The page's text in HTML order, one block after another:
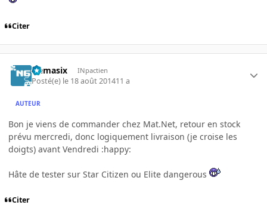
Citer
Nemasix INpactien
Posté(e) le 18 août 201411 a
AUTEUR
Bon je viens de commander chez Mat.Net, retour en stock
prévu mercredi, donc logiquement livraison (je croise les
doigts) avant Vendredi :happy:
Hâte de tester sur Star Citizen ou Elite dangerous
Citer